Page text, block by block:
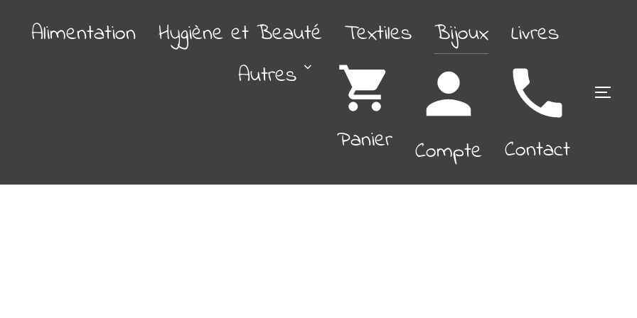
Alimentation Hygiène et Beauté Textiles Bijoux
Livres
Autres
Panier Compte Contact